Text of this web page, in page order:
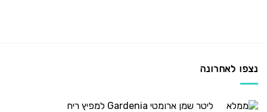
נצפו לאחרונה
ליטר שמן ארומטי Gardenia למפיץ ריח